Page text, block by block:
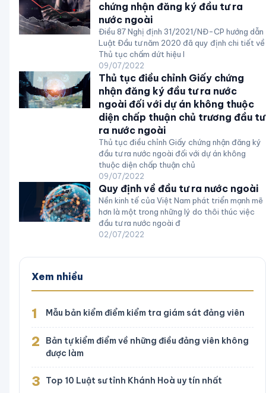
chứng nhận đăng ký đầu tư ra
nước ngoài
Điều 87 Nghị định 31/2021/NĐ-CP hướng dẫn
Luật Đầu tư năm 2020 đã quy định chi tiết về
Thủ tục chấm dứt hiệu l
09/07/2022
Thủ tục điều chỉnh Giấy chứng
nhận đăng ký đầu tư ra nước
ngoài đối với dự án không thuộc
diện chấp thuận chủ trương đầu tư
ra nước ngoài
Thủ tục điều chỉnh Giấy chứng nhận đăng ký
đầu tư ra nước ngoài đối với dự án không
thuộc diện chấp thuận chủ
09/07/2022
Quy định về đầu tư ra nước ngoài
Nền kinh tế của Việt Nam phát triển mạnh mẽ
hơn là một trong những lý do thôi thúc việc
đầu tư ra nước ngoài đ
02/07/2022
Xem nhiều
1 Mẫu bản kiểm điểm kiểm tra giám sát đảng viên
2
Bản tự kiểm điểm về những điều đảng viên không
được làm
3 Top 10 Luật sư tỉnh Khánh Hoà uy tín nhất